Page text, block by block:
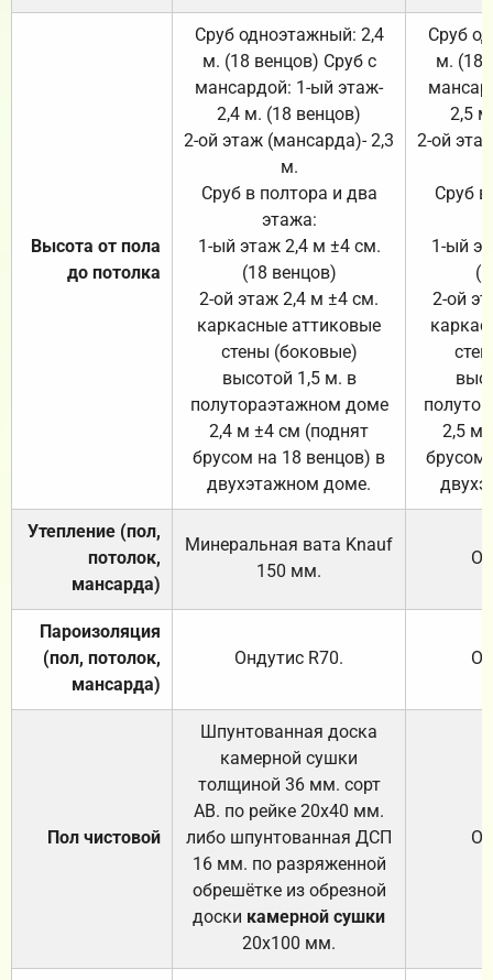
Высота от пола
до потолка
Сруб одноэтажный: 2,4
м. (18 венцов) Сруб с
мансардой: 1-ый этаж-
2,4 м. (18 венцов)
2-ой этаж (мансарда)- 2,3
м.
Сруб в полтора и два
этажа:
1-ый этаж 2,4 м ±4 см.
(18 венцов)
2-ой этаж 2,4 м ±4 см.
каркасные аттиковые
стены (боковые)
высотой 1,5 м. в
полутораэтажном доме
2,4 м ±4 см (поднят
брусом на 18 венцов) в
двухэтажном доме.
Сруб
м. (18
2,5
2-ой
Сруб
1-ый
2-ой
2,5 м
брусом
Утепление (пол,
потолок,
мансарда)
Минеральная вата Knauf
150 мм.
Пароизоляция
(пол, потолок,
мансарда)
Ондутис R70.
Пол чистовой
Шпунтованная доска
камерной сушки
толщиной 36 мм. сорт
АВ. по рейке 20х40 мм.
либо шпунтованная ДСП
16 мм. по разряженной
обрешётке из обрезной
доски камерной сушки
20х100 мм.